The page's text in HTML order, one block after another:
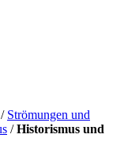
/ Strömungen und
/Historismus und